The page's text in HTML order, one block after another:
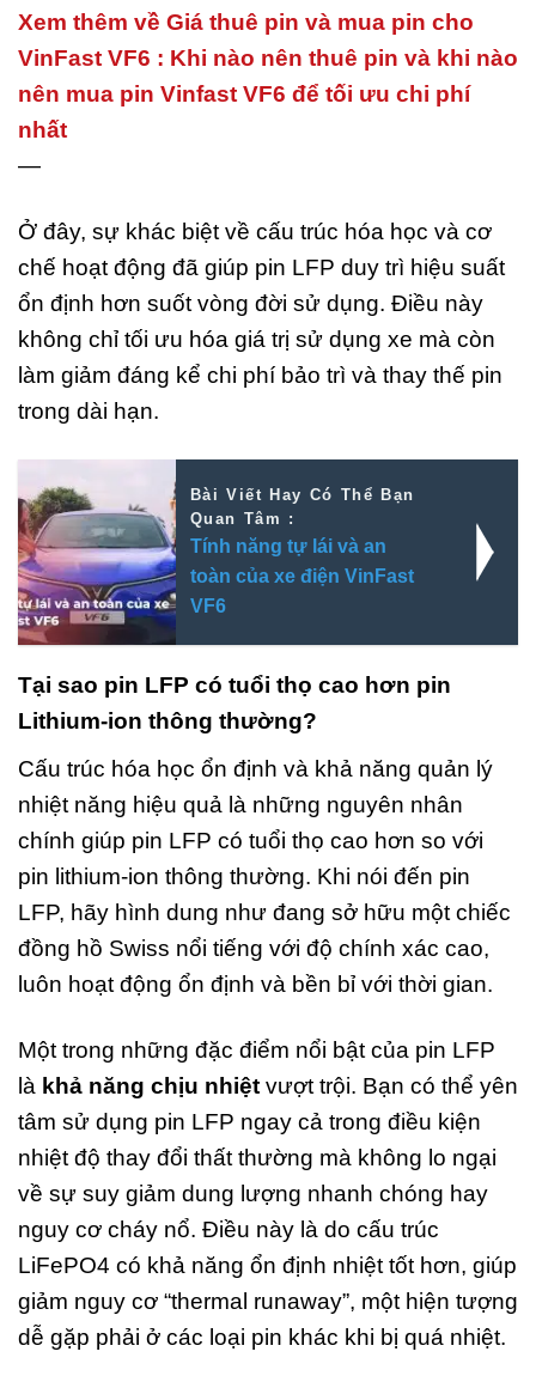
Xem thêm về Giá thuê pin và mua pin cho
VinFast VF6 : Khi nào nên thuê pin và khi nào
nên mua pin Vinfast VF6 để tối ưu chi phí
nhất
—
Ở đây, sự khác biệt về cấu trúc hóa học và cơ
chế hoạt động đã giúp pin LFP duy trì hiệu suất
ổn định hơn suốt vòng đời sử dụng. Điều này
không chỉ tối ưu hóa giá trị sử dụng xe mà còn
làm giảm đáng kể chi phí bảo trì và thay thế pin
trong dài hạn.
Bài Viết Hay Có Thể Bạn
Quan Tâm :
Tính năng tự lái và an
toàn của xe điện VinFast
VF6
Tại sao pin LFP có tuổi thọ cao hơn pin
Lithium-ion thông thường?
Cấu trúc hóa học ổn định và khả năng quản lý
nhiệt năng hiệu quả là những nguyên nhân
chính giúp pin LFP có tuổi thọ cao hơn so với
pin lithium-ion thông thường. Khi nói đến pin
LFP, hãy hình dung như đang sở hữu một chiếc
đồng hồ Swiss nổi tiếng với độ chính xác cao,
luôn hoạt động ổn định và bền bỉ với thời gian.
Một trong những đặc điểm nổi bật của pin LFP
là khả năng chịu nhiệt vượt trội. Bạn có thể yên
tâm sử dụng pin LFP ngay cả trong điều kiện
nhiệt độ thay đổi thất thường mà không lo ngại
về sự suy giảm dung lượng nhanh chóng hay
nguy cơ cháy nổ. Điều này là do cấu trúc
LiFePO4 có khả năng ổn định nhiệt tốt hơn, giúp
giảm nguy cơ “thermal runaway”, một hiện tượng
dễ gặp phải ở các loại pin khác khi bị quá nhiệt.